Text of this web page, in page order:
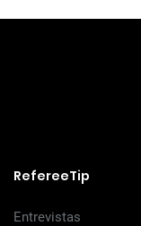
RefereeTip
Entrevistas